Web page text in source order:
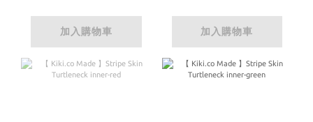
加入購物車 加入購物車